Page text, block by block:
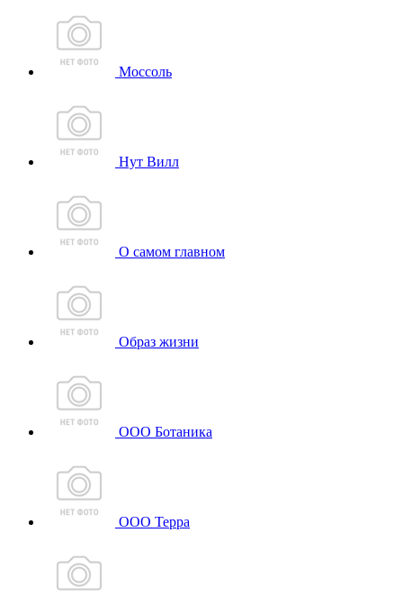
Моссоль
Нут Вилл
О самом главном
Образ жизни
ООО Ботаника
ООО Терра